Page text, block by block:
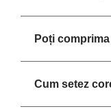
Poți
Cum setez